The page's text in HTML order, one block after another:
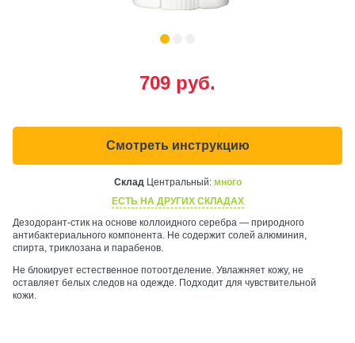
Дезодорант-стик на основе коллоидного серебра — природного
антибактериального компонента. Не содержит солей алюминия,
спирта, триклозана и парабенов.
Не блокирует естественное потоотделение. Увлажняет кожу, не
оставляет белых следов на одежде. Подходит для чувствительной
кожи.
709 руб.
Смотреть инструкцию
СкладЦентральный: много
ЕСТЬ НА ДРУГИХ СКЛАДАХ